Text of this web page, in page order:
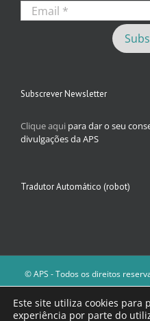
Subscrever Newsletter
Clique aqui para dar o seu
divulgações da APS
Tradutor Automático (robot)
© APS - Todos os direitos
A Direção da APS reserva-se o
violem as
Este site utiliza cookies
experiência por parte do